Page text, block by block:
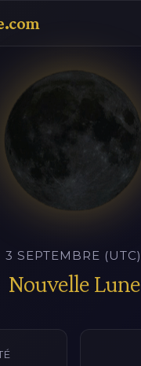
3 SEPTEMBRE (UTC)
Nouvelle Lune